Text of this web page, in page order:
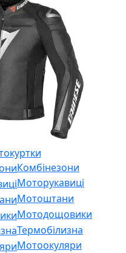
Комбінезони
Моторукавиці
Мотоштани
Мотодощовики
Термобілизна
Мотоокуляри